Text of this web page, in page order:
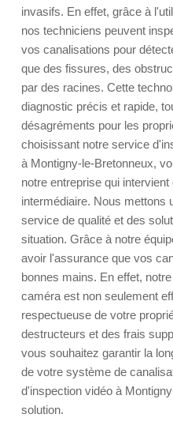
invasifs. En effet, grâce à
nos techniciens peuvent
vos canalisations pour
que des fissures, des
par des racines. Cette
diagnostic précis et rapide,
désagréments pour les
choisissant notre service
à Montigny-le-Bretonneux,
notre entreprise qui
intermédiaire. Nous mettons
service de qualité et des
situation. Grâce à notre
avoir l'assurance que vos
bonnes mains. En effet,
caméra est non seulement
respectueuse de votre
destructeurs et des frais
vous souhaitez garantir la
de votre système de
d'inspection vidéo à
solution.